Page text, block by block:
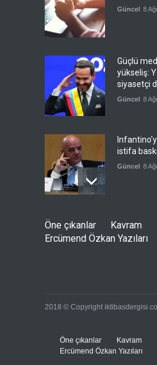
Güncel 8
Güçlü
yükseliş:
siyasetçi
Güncel 8
istifa
Güncel 8
yerine
getirdi
Mekke
Öne çıkanlar Kavram
Ercümend Özkan Yazıları
2018 © Copyright
Öne çıkanlar Kavram
Ercümend Özkan Yazıları